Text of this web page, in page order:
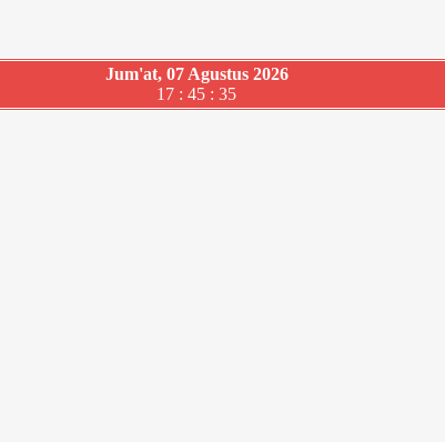
Jum'at, 07 Agustus 2026
17 : 45 : 36